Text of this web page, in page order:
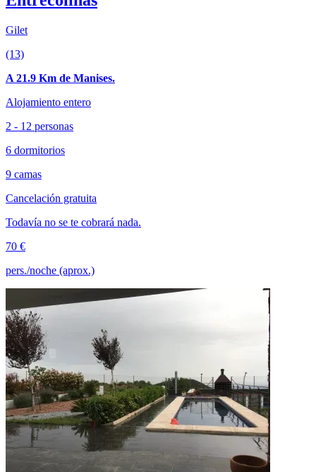
Gilet
(13)
A 21.9 Km de Manises.
Alojamiento entero
2 - 12 personas
6 dormitorios
9 camas
Cancelación gratuita
Todavía no se te cobrará nada.
70 €
pers./noche (aprox.)